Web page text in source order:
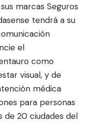
marcas Seguros
tendrá a su
el
como
visual, y de
médica
para personas
de 20 ciudades del